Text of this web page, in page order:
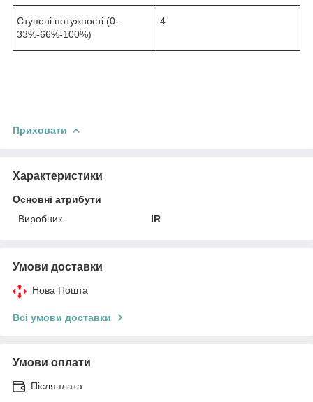
Ступені потужності (0-
33%-66%-100%)
4
Приховати
Характеристики
Основні атрибути
Виробник
IR
Умови доставки
Нова Пошта
Всі умови доставки
Умови оплати
Післяплата